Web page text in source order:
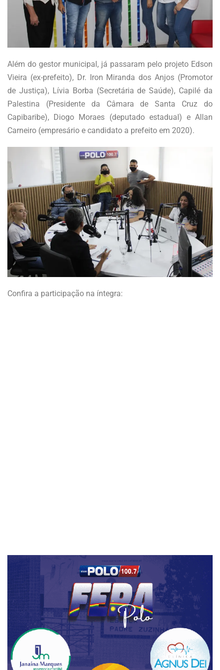
Além do gestor municipal, já passaram pelo projeto Edson
Vieira (ex-prefeito), Dr. Iron Miranda dos Anjos (Promotor
de Justiça), Lívia Borba (Secretária de Saúde), Capilé da
Palestina (Presidente da Câmara de Santa Cruz do
Capibaribe), Diogo Moraes (deputado estadual) e Allan
Carneiro (empresário e candidato a prefeito em 2020).
Confira a participação na íntegra: